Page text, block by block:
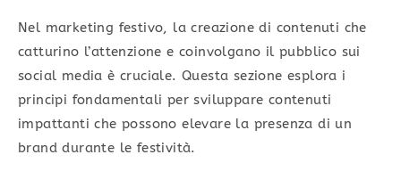
Nel marketing festivo, la creazione di contenuti che
catturino l’attenzione e coinvolgano il pubblico sui
social media è cruciale. Questa sezione esplora i
principi fondamentali per sviluppare contenuti
impattanti che possono elevare la presenza di un
brand durante le festività.